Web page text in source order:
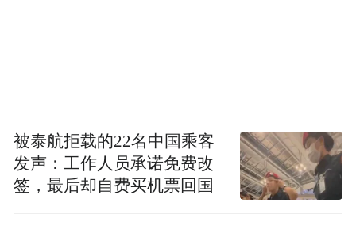
被泰航拒载的22名中国乘客
发声：工作人员承诺免费改
签，最后却自费买机票回国